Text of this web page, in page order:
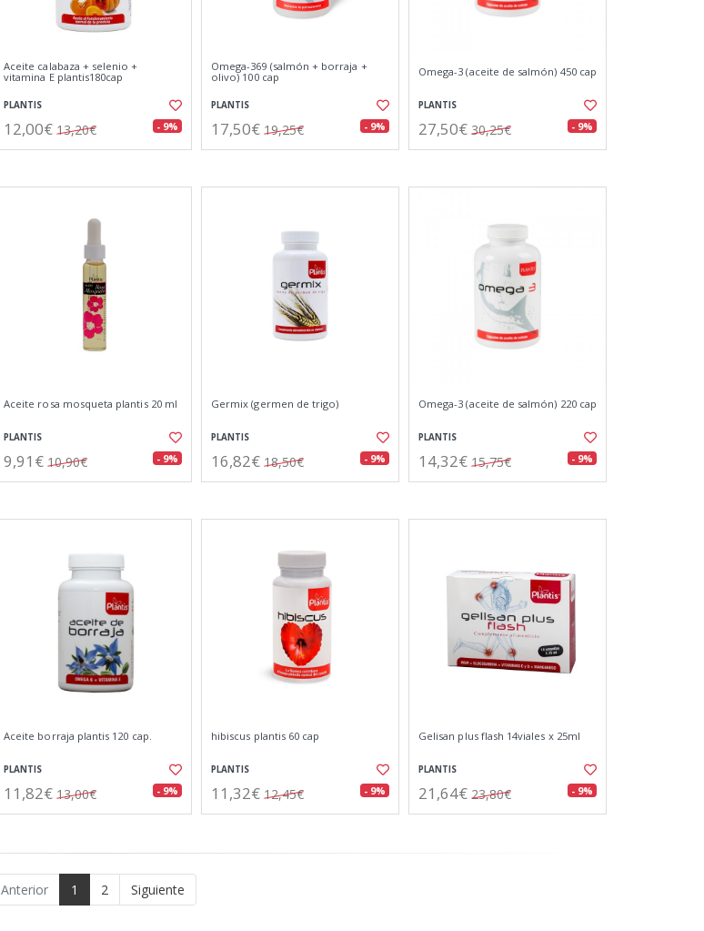
Aceite calabaza + selenio +
vitamina E plantis180cap
PLANTIS
12,00€ 13,20€ - 9%
Omega-369 (salmón + borraja +
olivo) 100 cap
PLANTIS
17,50€ 19,25€ - 9%
Omega-3 (aceite de salmón) 450 cap
PLANTIS
27,50€ 30,25€ - 9%
Aceite rosa mosqueta plantis 20 ml
PLANTIS
9,91€ 10,90€ - 9%
Germix (germen de trigo)
PLANTIS
16,82€ 18,50€ - 9%
Omega-3 (aceite de salmón) 220 cap
PLANTIS
14,32€ 15,75€ - 9%
Aceite borraja plantis 120 cap.
PLANTIS
11,82€ 13,00€ - 9%
hibiscus plantis 60 cap
PLANTIS
11,32€ 12,45€ - 9%
Gelisan plus flash 14viales x 25ml
PLANTIS
21,64€ 23,80€ - 9%
Anterior 1 2 Siguiente